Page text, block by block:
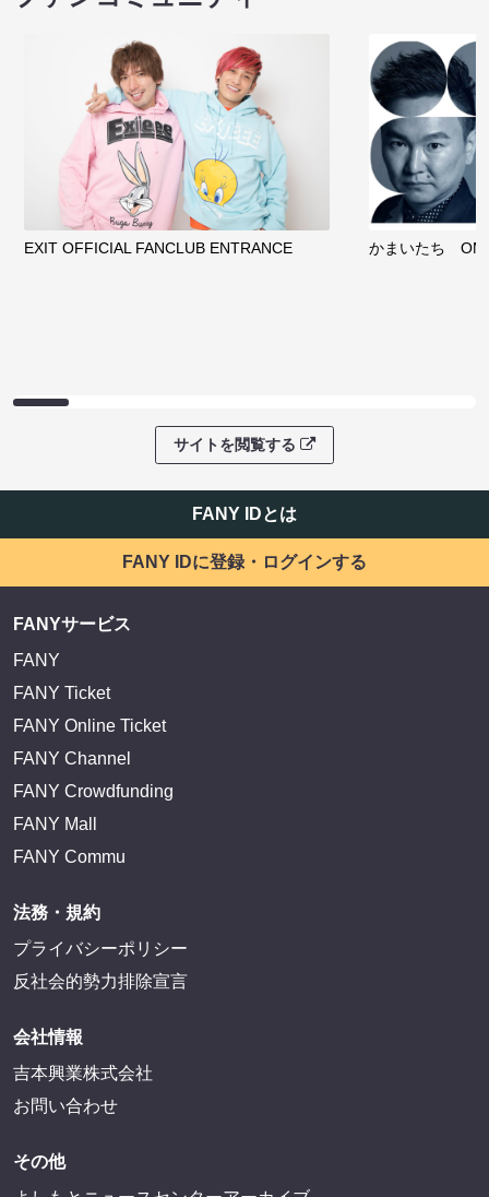
EXIT OFFICIAL FANCLUB ENTRANCE かまいたち
サイトを閲覧する
FANY IDとは
FANY IDに登録・ログインする
FANYサービス
FANY
FANY Ticket
FANY Online Ticket
FANY Channel
FANY Crowdfunding
FANY Mall
FANY Commu
法務・規約
プライバシーポリシー
反社会的勢力排除宣言
会社情報
吉本興業株式会社
お問い合わせ
その他